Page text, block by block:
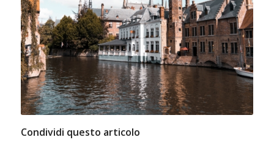
Condividi questo articolo